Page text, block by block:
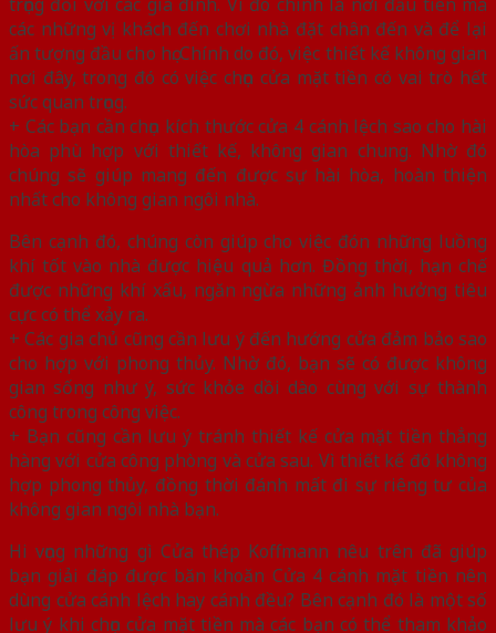
các những vị khách đến chơi nhà đặt chân đến và để lại
ấn tượng đầu cho họ. Chính do đó, việc thiết kế không gian
nơi đây, trong đó có việc chọn cửa mặt tiền có vai trò hết
sức quan trọng.
+ Các bạn cần chọn kích thước cửa 4 cánh lệch sao cho hài
hòa phù hợp với thiết kế, không gian chung. Nhờ đó
chúng sẽ giúp mang đến được sự hài hòa, hoàn thiện
nhất cho không gian ngôi nhà.
Bên cạnh đó, chúng còn giúp cho việc đón những luồng
khí tốt vào nhà được hiệu quả hơn. Đồng thời, hạn chế
được những khí xấu, ngăn ngừa những ảnh hưởng tiêu
cực có thể xảy ra.
+ Các gia chủ cũng cần lưu ý đến hướng cửa đảm bảo sao
cho hợp với phong thủy. Nhờ đó, bạn sẽ có được không
gian sống như ý, sức khỏe dồi dào cùng với sự thành
công trong công việc.
+ Bạn cũng cần lưu ý tránh thiết kế cửa mặt tiền thẳng
hàng với cửa công phòng và cửa sau. Vì thiết kế đó không
hợp phong thủy, đồng thời đánh mất đi sự riêng tư của
không gian ngôi nhà bạn.
Hi vọng những gì Cửa thép Koffmann nêu trên đã giúp
bạn giải đáp được băn khoăn Cửa 4 cánh mặt tiền nên
dùng cửa cánh lệch hay cánh đều? Bên cạnh đó là một số
lưu ý khi chọn cửa mặt tiền mà các bạn có thể tham khảo